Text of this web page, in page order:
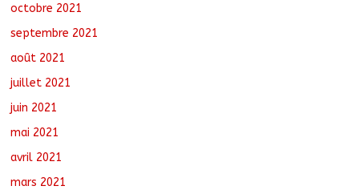
octobre 2021
septembre 2021
août 2021
juillet 2021
juin 2021
mai 2021
avril 2021
mars 2021